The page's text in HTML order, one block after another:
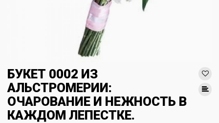
БУКЕТ 0002 ИЗ
АЛЬСТРОМЕРИИ:
ОЧАРОВАНИЕ И НЕЖНОСТЬ В
КАЖДОМ ЛЕПЕСТКЕ.